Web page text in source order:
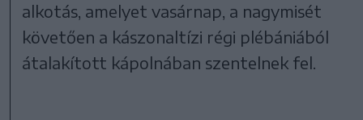
alkotás, amelyet vasárnap, a nagymisét
követően a kászonaltízi régi plébániából
átalakított kápolnában szentelnek fel.